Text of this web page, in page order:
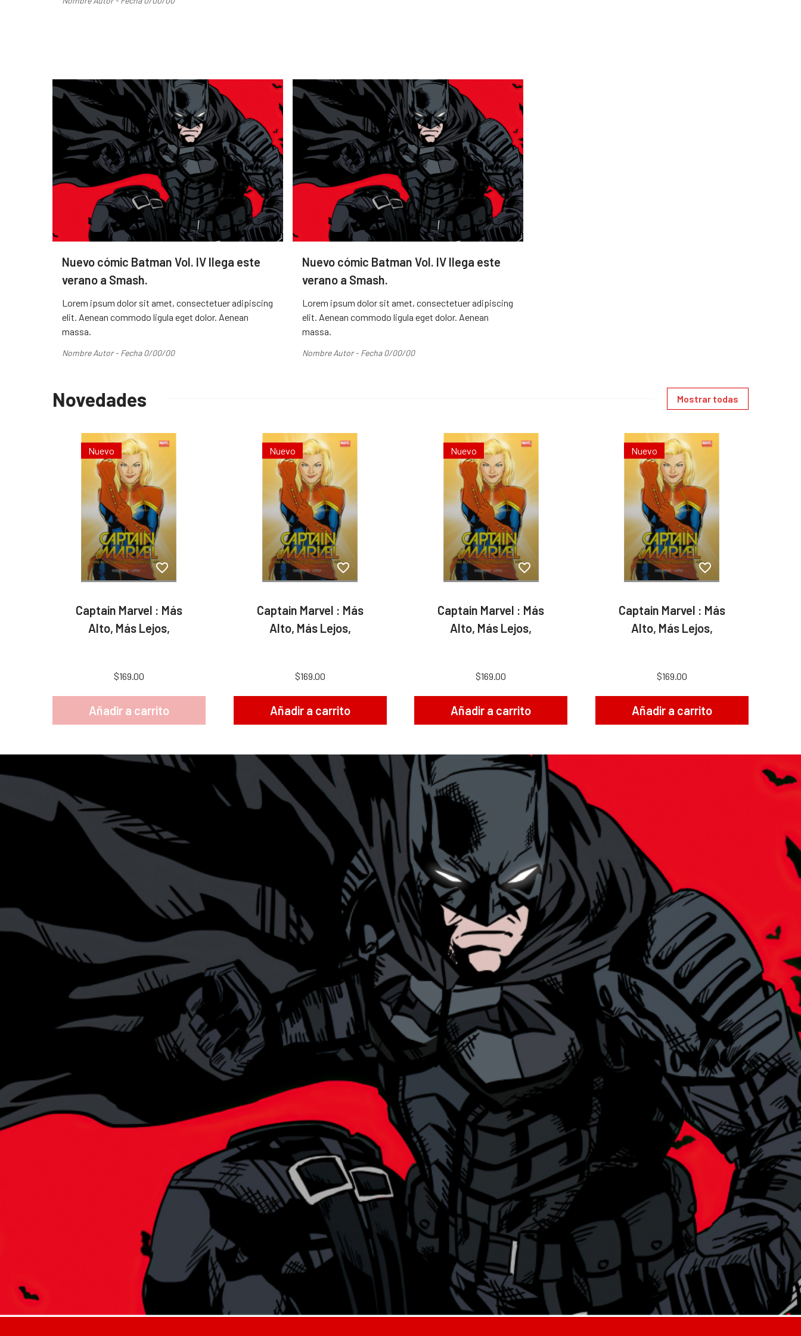
Nuevo cómic Batman Vol. IV llega este
verano a Smash.
Lorem ipsum dolor sit amet, consectetuer adipiscing
elit. Aenean commodo ligula eget dolor. Aenean
massa.
Nombre Autor - Fecha 0/00/00
Nuevo cómic Batman Vol. IV llega este
verano a Smash.
Lorem ipsum dolor sit amet, consectetuer adipiscing
elit. Aenean commodo ligula eget dolor. Aenean
massa.
Nombre Autor - Fecha 0/00/00
Novedades Mostrar todas
Nuevo
Captain Marvel : Más
Alto, Más Lejos,
$169.00
Añadir a carrito
Nuevo
Captain Marvel : Más
Alto, Más Lejos,
$169.00
Añadir a carrito
Nuevo
Captain Marvel : Más
Alto, Más Lejos,
$169.00
Añadir a carrito
Nuevo
Captain Marvel : Más
Alto, Más Lejos,
$169.00
Añadir a carrito